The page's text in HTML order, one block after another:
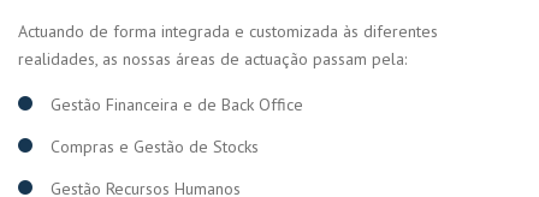
Actuando de forma integrada e customizada às diferentes
realidades, as nossas áreas de actuação passam pela:
Gestão Financeira e de Back Office
Compras e Gestão de Stocks
Gestão Recursos Humanos